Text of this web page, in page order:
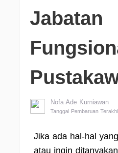
Jabatan
Nofa Ade Kurniawan
Tanggal Pembaruan
Jika ada hal-hal
atau ingin